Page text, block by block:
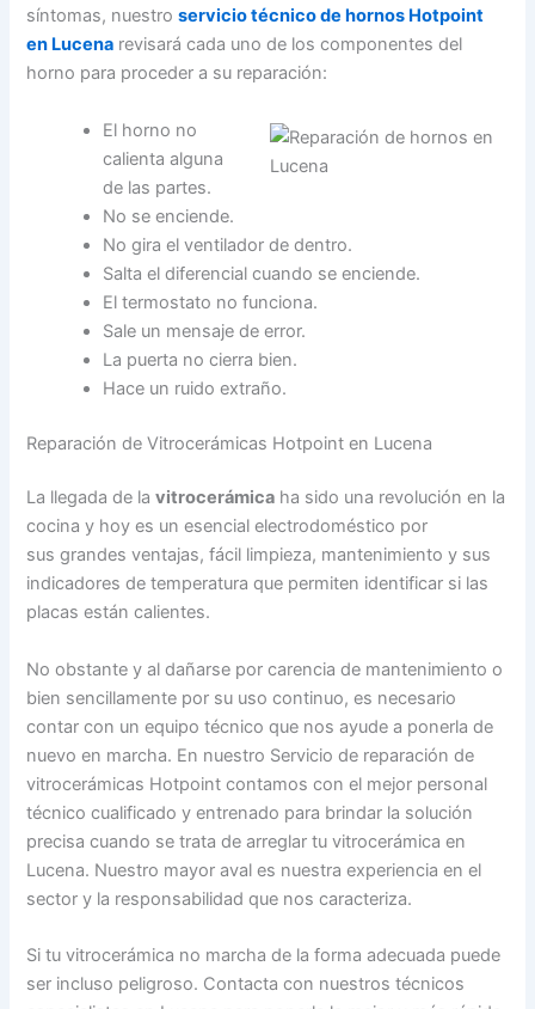
síntomas, nuestroservicio técnico de hornos Hotpoint
en Lucena revisará cada uno de los componentes del
horno para proceder a su reparación:
El horno no
calienta alguna
de las partes.
No se enciende.
No gira el ventilador de dentro.
Salta el diferencial cuando se enciende.
El termostato no funciona.
Sale un mensaje de error.
La puerta no cierra bien.
Hace un ruido extraño.
Reparación de Vitrocerámicas Hotpoint en Lucena
La llegada de lavitrocerámica ha sido una revolución en la
cocina y hoy es un esencial electrodoméstico por
sus grandes ventajas, fácil limpieza, mantenimiento y sus
indicadores de temperatura que permiten identificar si las
placas están calientes.
No obstante y al dañarse por carencia de mantenimiento o
bien sencillamente por su uso continuo, es necesario
contar con un equipo técnico que nos ayude a ponerla de
nuevo en marcha. En nuestro Servicio de reparación de
vitrocerámicas Hotpoint contamos con el mejor personal
técnico cualificado y entrenado para brindar la solución
precisa cuando se trata de arreglar tu vitrocerámica en
Lucena. Nuestro mayor aval es nuestra experiencia en el
sector y la responsabilidad que nos caracteriza.
Si tu vitrocerámica no marcha de la forma adecuada puede
ser incluso peligroso. Contacta con nuestros técnicos